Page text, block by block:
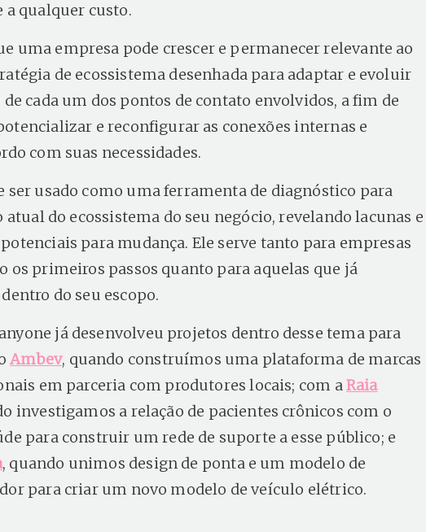
a qualquer custo.
uma empresa pode crescer e permanecer relevante ao
de ecossistema desenhada para adaptar e evoluir
de cada um dos pontos de contato envolvidos, a fim de
e reconfigurar as conexões internas e
com suas necessidades.
ser usado como uma ferramenta de diagnóstico para
atual do ecossistema do seu negócio, revelando lacunas e
para mudança. Ele serve tanto para empresas
os primeiros passos quanto para aquelas que já
do seu escopo.
já desenvolveu projetos dentro desse tema para
Ambev, quando construímos uma plataforma de marcas
em parceria com produtores locais; com aRaia
investigamos a relação de pacientes crônicos com o
para construir um rede de suporte a esse público; e
, quando unimos design de ponta e um modelo de
para criar um novo modelo de veículo elétrico.